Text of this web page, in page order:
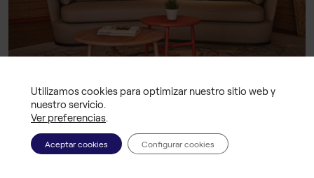
Utilizamos cookies para optimizar nuestro sitio web y
nuestro servicio.
Ver preferencias.
Aceptar cookies Configurar cookies